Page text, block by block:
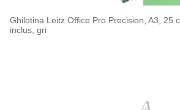
Ghilotina Leitz Office Pro Precision, A3, 25
inclus, gri